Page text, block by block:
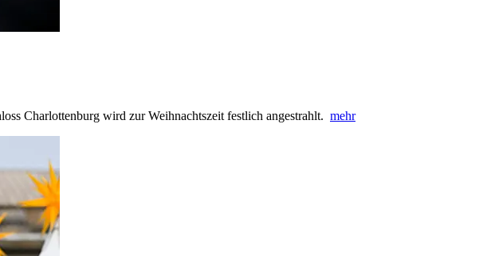
Charlottenburg wird zur Weihnachtszeit festlich angestrahlt. mehr